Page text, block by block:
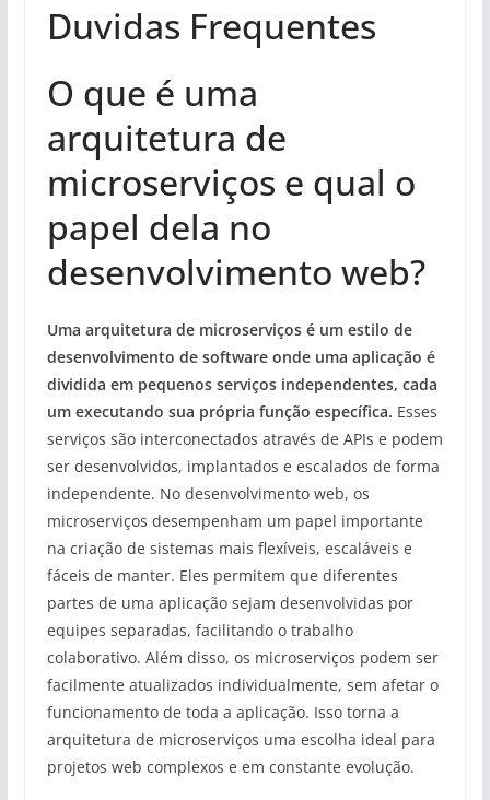
Duvidas Frequentes
O que é uma
arquitetura de
microserviços e qual o
papel dela no
desenvolvimento web?
Uma arquitetura de microserviços é um estilo de
desenvolvimento de software onde uma aplicação é
dividida em pequenos serviços independentes, cada
um executando sua própria função específica. Esses
serviços são interconectados através de APIs e podem
ser desenvolvidos, implantados e escalados de forma
independente. No desenvolvimento web, os
microserviços desempenham um papel importante
na criação de sistemas mais flexíveis, escaláveis ​​e
fáceis de manter. Eles permitem que diferentes
partes de uma aplicação sejam desenvolvidas por
equipes separadas, facilitando o trabalho
colaborativo. Além disso, os microserviços podem ser
facilmente atualizados individualmente, sem afetar o
funcionamento de toda a aplicação. Isso torna a
arquitetura de microserviços uma escolha ideal para
projetos web complexos e em constante evolução.